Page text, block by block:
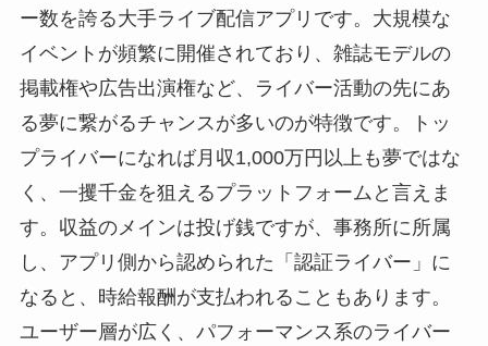
ー数を誇る大手ライブ配信アプリです。大規模な
イベントが頻繁に開催されており、雑誌モデルの
掲載権や広告出演権など、ライバー活動の先にあ
る夢に繋がるチャンスが多いのが特徴です。トッ
プライバーになれば月収1,000万円以上も夢ではな
く、一攫千金を狙えるプラットフォームと言えま
す。収益のメインは投げ銭ですが、事務所に所属
し、アプリ側から認められた「認証ライバー」に
なると、時給報酬が支払われることもあります。
ユーザー層が広く、パフォーマンス系のライバー